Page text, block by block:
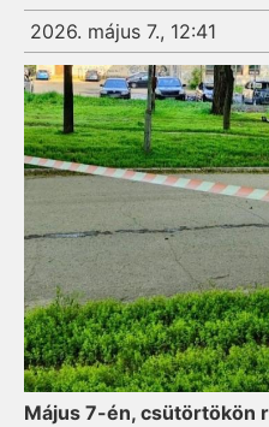
2026. május 7., 12:41
Május 7-én, csütörtökön